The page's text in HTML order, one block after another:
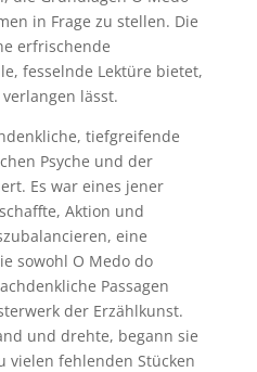
in Frage zu stellen. Die
erfrischende
fesselnde Lektüre bietet,
lässt.
tiefgreifende
Psyche und der
Es war eines jener
Aktion und
eine
sowohl O Medo do
Passagen
der Erzählkunst.
und drehte, begann sie
vielen fehlenden Stücken